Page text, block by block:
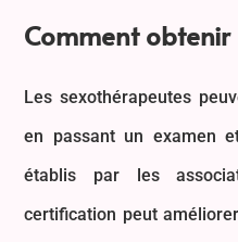
Comment
Les sexothérapeutes
en passant un examen
établis par les
certification peut